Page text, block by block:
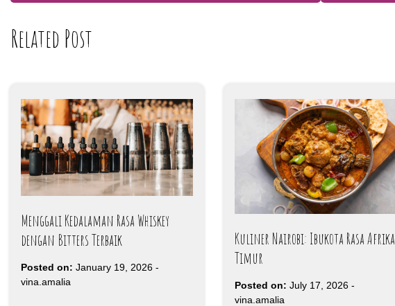
Related Post
Menggali Kedalaman Rasa Whiskey
dengan Bitters Terbaik
Posted on: January 19, 2026 -
vina.amalia
Kuliner Nairobi: Ibukota Rasa Afrika
Timur
Posted on: July 17, 2026-
vina.amalia